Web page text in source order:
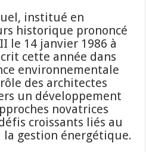
institué en
historique prononcé
le 14 janvier 1986 à
cette année dans
environnementale
des architectes
un développement
novatrices
croissants liés au
gestion énergétique.